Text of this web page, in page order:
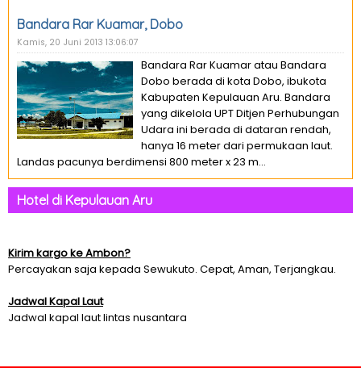
Bandara Rar Kuamar, Dobo
Kamis, 20 Juni 2013 13:06:07
Bandara Rar Kuamar atau Bandara
Dobo berada di kota Dobo, ibukota
Kabupaten Kepulauan Aru. Bandara
yang dikelola UPT Ditjen Perhubungan
Udara ini berada di dataran rendah,
hanya 16 meter dari permukaan laut.
Landas pacunya berdimensi 800 meter x 23 m...
Hotel di Kepulauan Aru
Kirim kargo ke Ambon?
Percayakan saja kepada Sewukuto. Cepat, Aman, Terjangkau.
Jadwal Kapal Laut
Jadwal kapal laut lintas nusantara